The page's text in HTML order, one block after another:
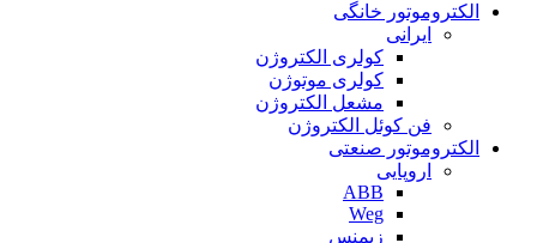
الکتروموتور خانگی
ایرانی
کولری الکتروژن
کولری موتوژن
مشعل الکتروژن
فن کوئل الکتروژن
الکتروموتور صنعتی
اروپایی
ABB
Weg
زیمنس